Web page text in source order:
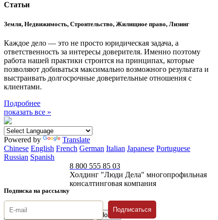
Статьи
Земля, Недвижимость, Строительство, Жилищное право, Лизинг
Каждое дело — это не просто юридическая задача, а
ответственность за интересы доверителя. Именно поэтому
работа нашей практики строится на принципах, которые
позволяют добиваться максимально возможного результата и
выстраивать долгосрочные доверительные отношения с
клиентами.
Подробнее
показать все »
Powered by
Translate
Chinese English French German Italian Japanese Portuguese
Russian Spanish
Подписка на рассылку
8 800 555 85 03
Холдинг "Люди Дела" многопрофильная
консалтинговая компания
Подписаться